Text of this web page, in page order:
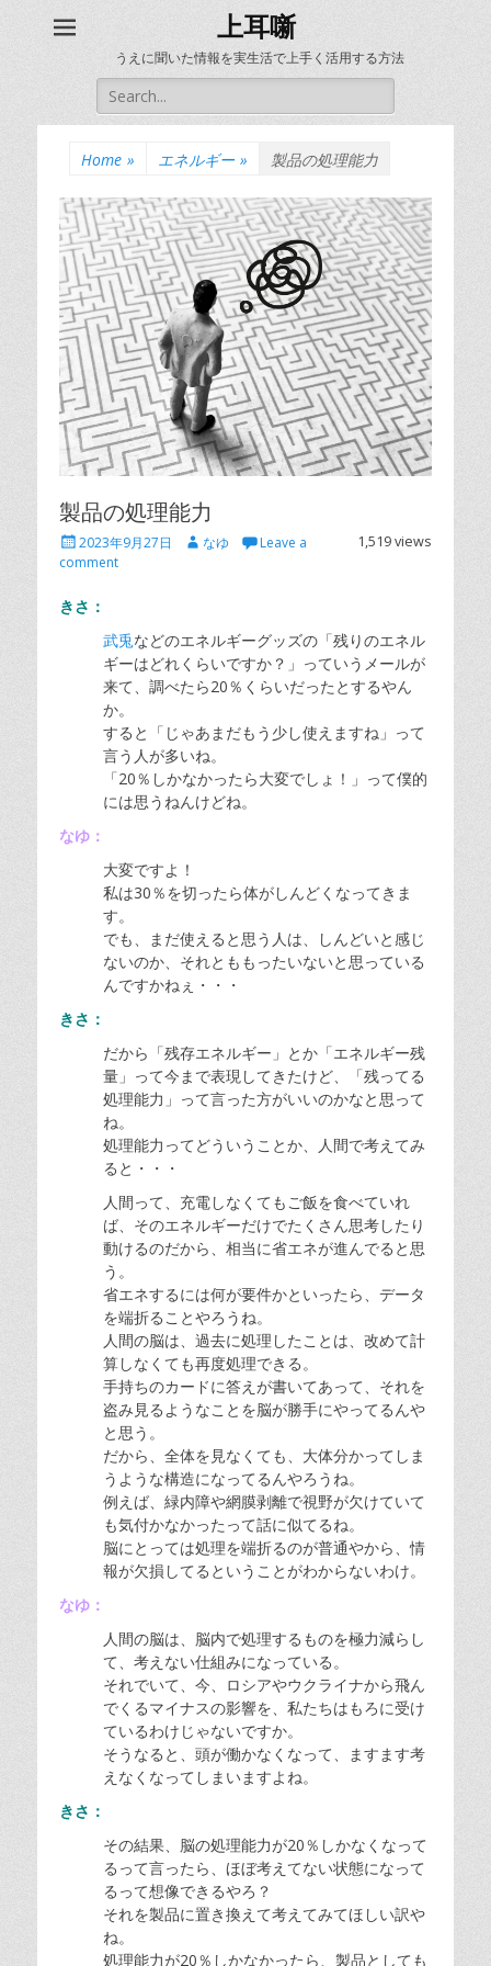
上耳噺
うえに聞いた情報を実生活で上手く活用する方法
Search
for:
Home » エネルギー » 製品の処理能力
製品の処理能力
1,519 views
Posted
on
2023年9月27日 Author
なゆ
Leave a
comment
きさ：
武兎などのエネルギーグッズの「残りのエネル
ギーはどれくらいですか？」っていうメールが
来て、調べたら20％くらいだったとするやん
か。
すると「じゃあまだもう少し使えますね」って
言う人が多いね。
「20％しかなかったら大変でしょ！」って僕的
には思うねんけどね。
なゆ：
大変ですよ！
私は30％を切ったら体がしんどくなってきま
す。
でも、まだ使えると思う人は、しんどいと感じ
ないのか、それとももったいないと思っている
んですかねぇ・・・
きさ：
だから「残存エネルギー」とか「エネルギー残
量」って今まで表現してきたけど、「残ってる
処理能力」って言った方がいいのかなと思って
ね。
処理能力ってどういうことか、人間で考えてみ
ると・・・
人間って、充電しなくてもご飯を食べていれ
ば、そのエネルギーだけでたくさん思考したり
動けるのだから、相当に省エネが進んでると思
う。
省エネするには何が要件かといったら、データ
を端折ることやろうね。
人間の脳は、過去に処理したことは、改めて計
算しなくても再度処理できる。
手持ちのカードに答えが書いてあって、それを
盗み見るようなことを脳が勝手にやってるんや
と思う。
だから、全体を見なくても、大体分かってしま
うような構造になってるんやろうね。
例えば、緑内障や網膜剥離で視野が欠けていて
も気付かなかったって話に似てるね。
脳にとっては処理を端折るのが普通やから、情
報が欠損してるということがわからないわけ。
なゆ：
人間の脳は、脳内で処理するものを極力減らし
て、考えない仕組みになっている。
それでいて、今、ロシアやウクライナから飛ん
でくるマイナスの影響を、私たちはもろに受け
ているわけじゃないですか。
そうなると、頭が働かなくなって、ますます考
えなくなってしまいますよね。
きさ：
その結果、脳の処理能力が20％しかなくなって
るって言ったら、ほぼ考えてない状態になって
るって想像できるやろ？
それを製品に置き換えて考えてみてほしい訳や
ね。
処理能力が20％しかなかったら、製品としても